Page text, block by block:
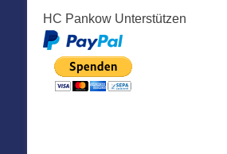
HC Pankow Unterstützen